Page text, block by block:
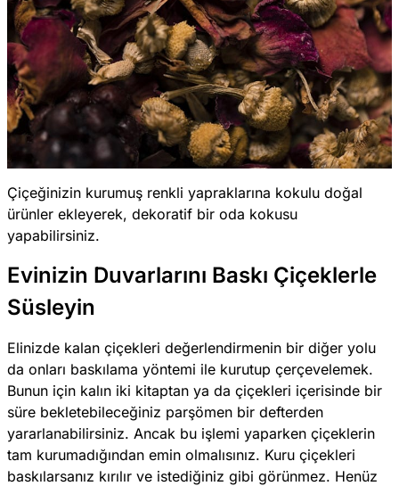
Çiçeğinizin kurumuş renkli yapraklarına kokulu doğal
ürünler ekleyerek, dekoratif bir oda kokusu
yapabilirsiniz.
Evinizin Duvarlarını Baskı Çiçeklerle
Süsleyin
Elinizde kalan çiçekleri değerlendirmenin bir diğer yolu
da onları baskılama yöntemi ile kurutup çerçevelemek.
Bunun için kalın iki kitaptan ya da çiçekleri içerisinde bir
süre bekletebileceğiniz parşömen bir defterden
yararlanabilirsiniz. Ancak bu işlemi yaparken çiçeklerin
tam kurumadığından emin olmalısınız. Kuru çiçekleri
baskılarsanız kırılır ve istediğiniz gibi görünmez. Henüz